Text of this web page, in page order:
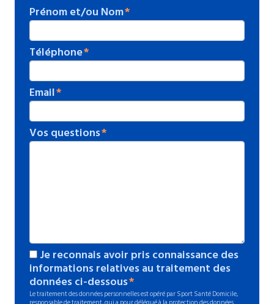
Prénom et/ou Nom
Téléphone
Email
Vos questions
Je reconnais avoir pris connaissance des
informations relatives au traitement des
données ci-dessous
Le traitement des données personnelles est opéré par Sport Santé Domicile,